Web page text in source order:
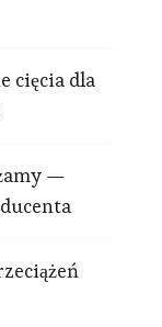
cięcia dla
—